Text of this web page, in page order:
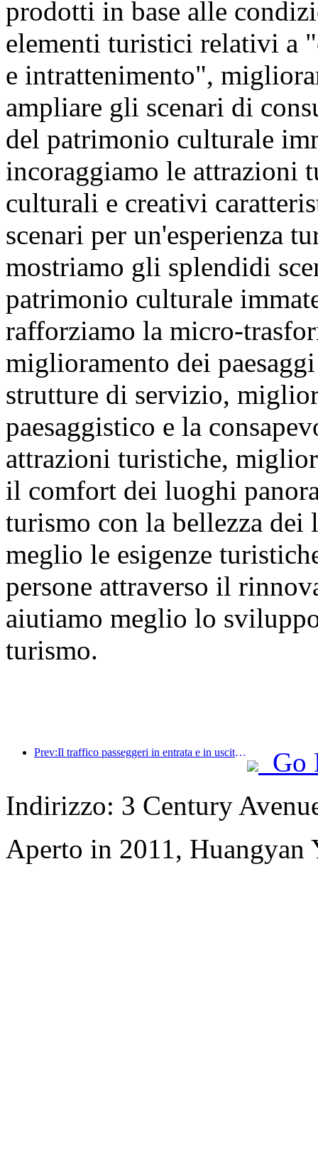
prodotti in base alle
elementi turistici relativi a
e intrattenimento",
ampliare gli scenari di
del patrimonio culturale
incoraggiamo le attrazioni
culturali e creativi
scenari per un'esperienza
mostriamo gli splendidi
patrimonio culturale
rafforziamo la micro-
miglioramento dei
strutture di servizio,
paesaggistico e la
attrazioni turistiche,
il comfort dei luoghi
turismo con la bellezza
meglio le esigenze
persone attraverso il
aiutiamo meglio lo
turismo.
Prev:Il traffico passeggeri in entrata e in uscita dall'aeroporto di Shenzhen aumenta durante le vacanze estive e molte compagnie aeree straniere aumentano le loro rotte verso la Cina.
Go
Indirizzo: 3 Century
Aperto in 2011, Huangyan